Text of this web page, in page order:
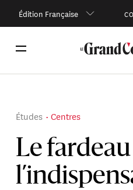
Édition Française
Le
Études Centres